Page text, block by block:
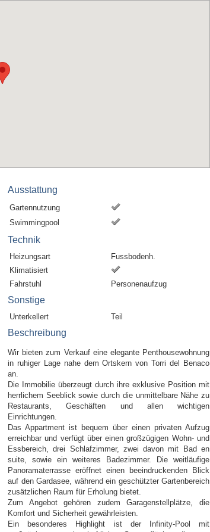
Ausstattung
Gartennutzung
Swimmingpool
Technik
Heizungsart
Fussbodenh.
Klimatisiert
Fahrstuhl
Personenaufzug
Sonstige
Unterkellert Teil
Beschreibung
Wir bieten zum Verkauf eine elegante Penthousewohnung
in ruhiger Lage nahe dem Ortskern von Torri del Benaco
an.
Die Immobilie überzeugt durch ihre exklusive Position mit
herrlichem Seeblick sowie durch die unmittelbare Nähe zu
Restaurants, Geschäften und allen wichtigen
Einrichtungen.
Das Appartment ist bequem über einen privaten Aufzug
erreichbar und verfügt über einen großzügigen Wohn- und
Essbereich, drei Schlafzimmer, zwei davon mit Bad en
suite, sowie ein weiteres Badezimmer. Die weitläufige
Panoramaterrasse eröffnet einen beeindruckenden Blick
auf den Gardasee, während ein geschützter Gartenbereich
zusätzlichen Raum für Erholung bietet.
Zum Angebot gehören zudem Garagenstellplätze, die
Komfort und Sicherheit gewährleisten.
Ein besonderes Highlight ist der Infinity-Pool mit